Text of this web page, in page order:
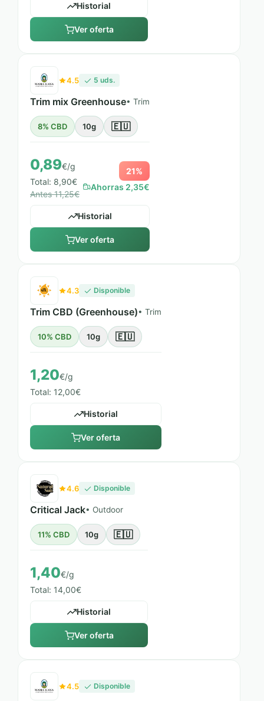
Historial
Ver oferta
4.5 5 uds.
Trim mix Greenhouse• Trim
8% CBD 10g 🇪🇺
0,89€/g
Total: 8,90€
Antes 11,25€
21%
Ahorras 2,35€
Historial
Ver oferta
4.3 Disponible
Trim CBD (Greenhouse)• Trim
10% CBD 10g 🇪🇺
1,20€/g
Total: 12,00€
Historial
Ver oferta
4.6 Disponible
Critical Jack• Outdoor
11% CBD 10g 🇪🇺
1,40€/g
Total: 14,00€
Historial
Ver oferta
4.5 Disponible